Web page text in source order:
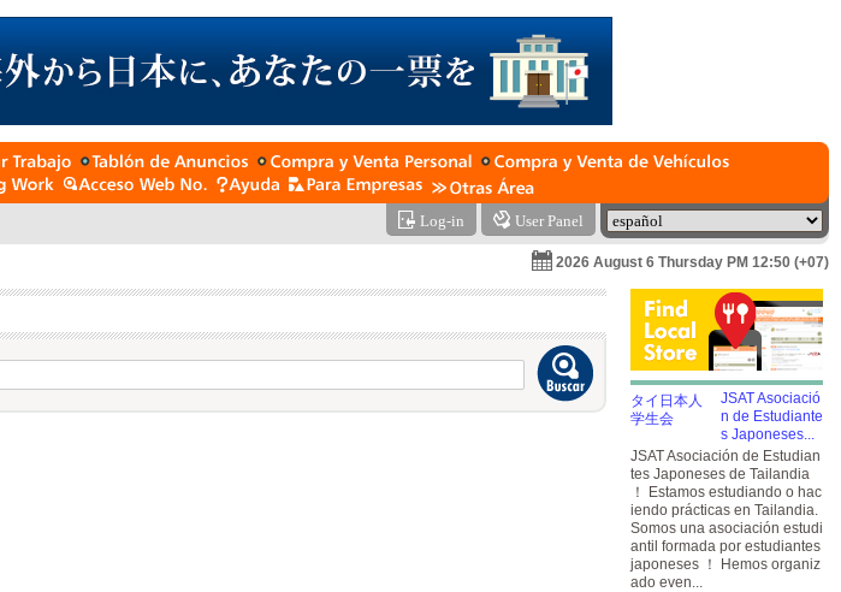
Log-in User Panel
2026 August 6 Thursday PM 12:50 (+07)
JSAT Asociació
n de Estudiante
s Japoneses...
JSAT Asociación de Estudian
tes Japoneses de Tailandia
！ Estamos estudiando o hac
iendo prácticas en Tailandia.
Somos una asociación estudi
antil formada por estudiantes
japoneses ！ Hemos organiz
ado even...